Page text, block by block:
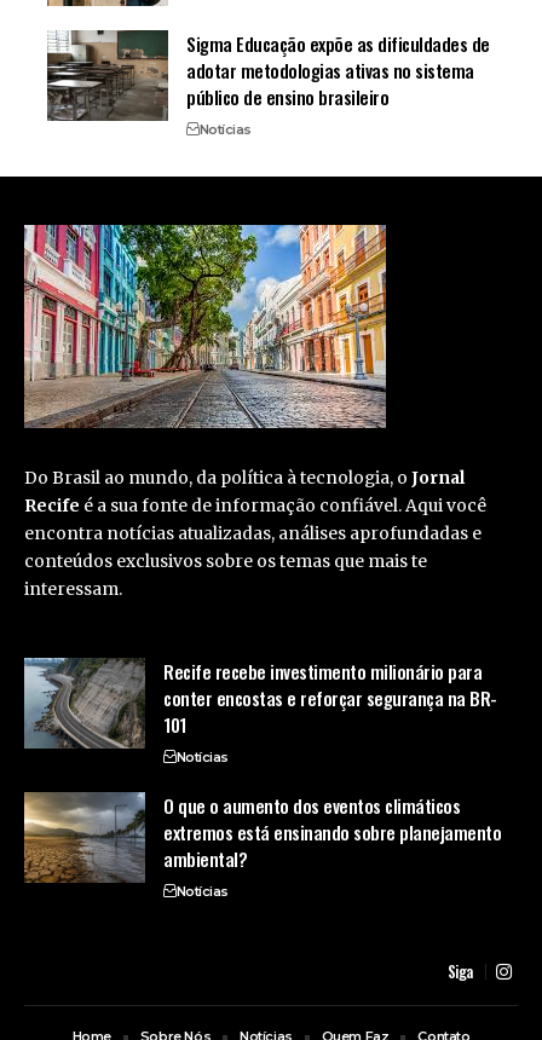
Sigma Educação expõe as dificuldades de
adotar metodologias ativas no sistema
público de ensino brasileiro
Notícias
Do Brasil ao mundo, da política à tecnologia, o Jornal
Recife é a sua fonte de informação confiável. Aqui você
encontra notícias atualizadas, análises aprofundadas e
conteúdos exclusivos sobre os temas que mais te
interessam.
Recife recebe investimento milionário para
conter encostas e reforçar segurança na BR-
101
Notícias
O que o aumento dos eventos climáticos
extremos está ensinando sobre planejamento
ambiental?
Notícias
Siga